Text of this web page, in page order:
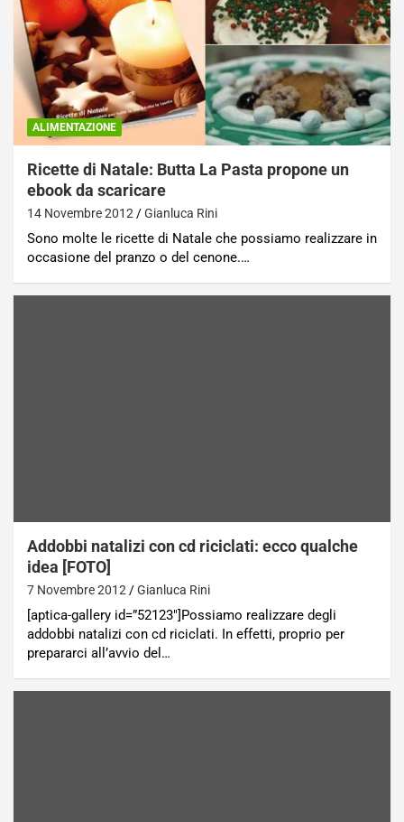
ALIMENTAZIONE
Ricette di Natale: Butta La Pasta propone un
ebook da scaricare
14 Novembre 2012 Gianluca Rini
Sono molte le ricette di Natale che possiamo realizzare in
occasione del pranzo o del cenone.…
Addobbi natalizi con cd riciclati: ecco qualche
idea [FOTO]
7 Novembre 2012 Gianluca Rini
[aptica-gallery id=”52123″]Possiamo realizzare degli
addobbi natalizi con cd riciclati. In effetti, proprio per
prepararci all’avvio del…